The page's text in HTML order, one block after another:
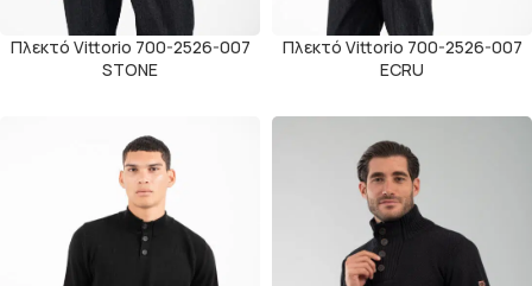
Πλεκτό Vittorio 700-2526-007
STONE
Πλεκτό Vittorio 700-2526-007
ECRU